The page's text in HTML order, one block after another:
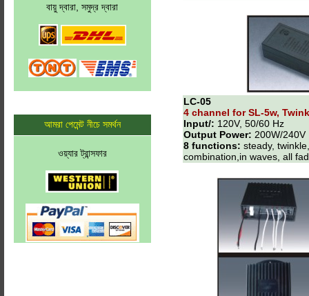
LC-05
4 channel for SL-5w,
Input/: 120V, 50/60 Hz
Output Power: 200W/240V
8 functions: steady,
combination,in waves, all
বায়ু দ্বারা, সমুদ্র দ্বারা
আমরা পেমেন্ট নীচে সমর্থন
ওয়্যার ট্রান্সফার